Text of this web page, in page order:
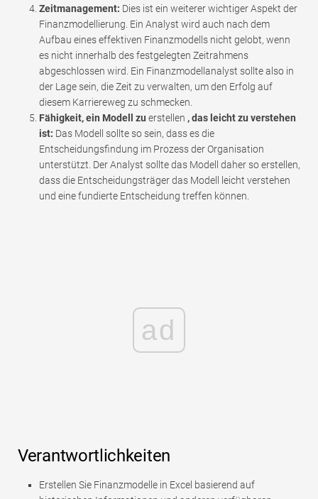
Zeitmanagement: Dies ist ein weiterer wichtiger Aspekt der
Finanzmodellierung. Ein Analyst wird auch nach dem
Aufbau eines effektiven Finanzmodells nicht gelobt, wenn
es nicht innerhalb des festgelegten Zeitrahmens
abgeschlossen wird. Ein Finanzmodellanalyst sollte also in
der Lage sein, die Zeit zu verwalten, um den Erfolg auf
diesem Karriereweg zu schmecken.
Fähigkeit, ein Modell zu erstellen , das leicht zu verstehen
ist: Das Modell sollte so sein, dass es die
Entscheidungsfindung im Prozess der Organisation
unterstützt. Der Analyst sollte das Modell daher so erstellen,
dass die Entscheidungsträger das Modell leicht verstehen
und eine fundierte Entscheidung treffen können.
ad
Verantwortlichkeiten
Erstellen Sie Finanzmodelle in Excel basierend auf